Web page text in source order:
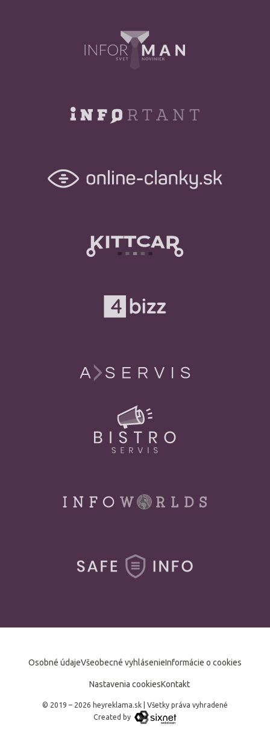
Osobné údajeVšeobecné vyhlásenieInformácie o cookies
Nastavenia cookiesKontakt
© 2019 – 2026 heyreklama.sk
Všetky práva vyhradené
Created by